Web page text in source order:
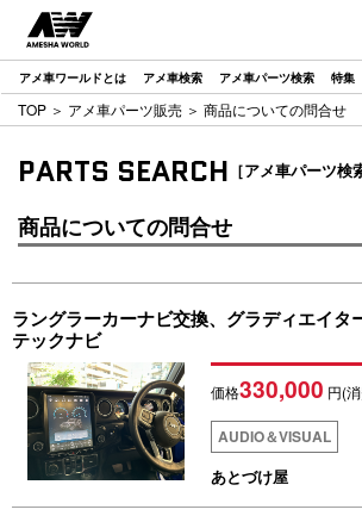
アメ車ワールドとは アメ車検索 アメ車パーツ検索 特集
TOP ＞ アメ車パーツ販売 ＞ 商品についての問合せ
PARTS SEARCH ［アメ車パーツ検
商品についての問合せ
ラングラーカーナビ交換、グラディエイタ
テックナビ
価格330,000 円(
AUDIO＆VISUAL
あとづけ屋